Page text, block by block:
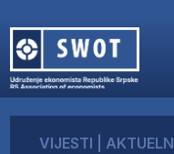
O NAMA
VIJESTI